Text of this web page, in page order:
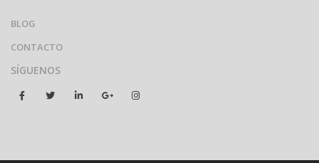
BLOG
CONTACTO
SÍGUENOS